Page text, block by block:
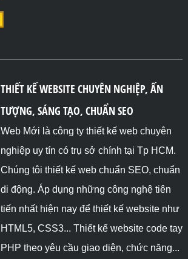
THIẾT KẾ WEBSITE CHUYÊN NGHIỆP, ẤN
TƯỢNG, SÁNG TẠO, CHUẨN SEO
Web Mới là công ty thiết kế web chuyên
nghiệp uy tín có trụ sở chính tại Tp HCM.
Chúng tôi thiết kế web chuẩn SEO, chuẩn
di động. Áp dụng những công nghệ tiên
tiến nhất hiện nay để thiết kế website như
HTML5, CSS3... Thiết kế website code tay
PHP theo yêu cầu giao diện, chức năng...